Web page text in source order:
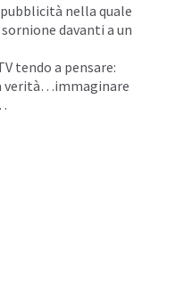
nella quale
davanti a un
tendo a pensare:
verità…immaginare